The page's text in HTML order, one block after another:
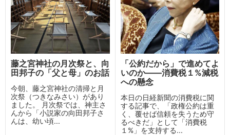
藤之宮神社の月次祭と、向
田邦子の「父と母」のお話
今朝、藤之宮神社の清掃と月
次祭（つきなみさい）があり
ました。 月次祭では、神主さ
んから「小説家の向田邦子さ
んは、幼い頃...
「公約だから」で進めてよ
いのか——消費税１%減税
への懸念
本日の日経新聞の消費税に関
する記事で、「政権公約は重
く、覆せば信頼を失うため守
るべきだ」として「消費税
１%」を支持する...